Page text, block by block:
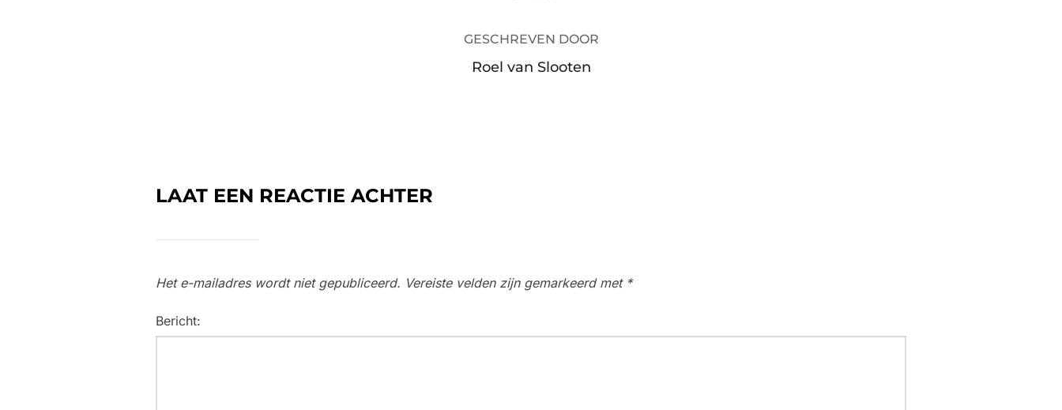
GESCHREVEN DOOR
Roel van Slooten
LAAT EEN REACTIE ACHTER
Het e-mailadres wordt niet gepubliceerd. Vereiste velden zijn gemarkeerd met *
Bericht: